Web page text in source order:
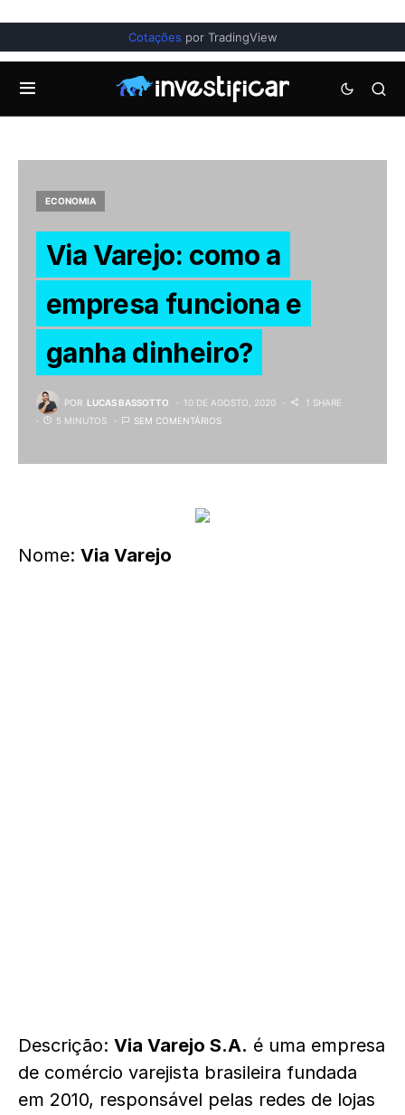
Cotações por TradingView
ECONOMIA
Via Varejo: como a
empresa funciona e
ganha dinheiro?
POR LUCAS BASSOTTO 10 DE AGOSTO, 2020
1 SHARE
5 MINUTOS
SEM COMENTÁRIOS
Nome: Via Varejo
Descrição: Via Varejo S.A. é uma empresa
de comércio varejista brasileira fundada
em 2010, responsável pelas redes de lojas